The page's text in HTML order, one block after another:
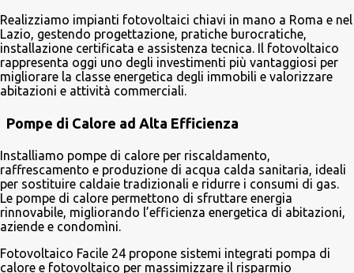
Realizziamo impianti fotovoltaici chiavi in mano a Roma e nel
Lazio, gestendo progettazione, pratiche burocratiche,
installazione certificata e assistenza tecnica. Il fotovoltaico
rappresenta oggi uno degli investimenti più vantaggiosi per
migliorare la classe energetica degli immobili e valorizzare
abitazioni e attività commerciali.
Pompe di Calore ad Alta Efficienza
Installiamo pompe di calore per riscaldamento,
raffrescamento e produzione di acqua calda sanitaria, ideali
per sostituire caldaie tradizionali e ridurre i consumi di gas.
Le pompe di calore permettono di sfruttare energia
rinnovabile, migliorando l’efficienza energetica di abitazioni,
aziende e condomìni.
Fotovoltaico Facile 24 propone sistemi integrati pompa di
calore e fotovoltaico per massimizzare il risparmio